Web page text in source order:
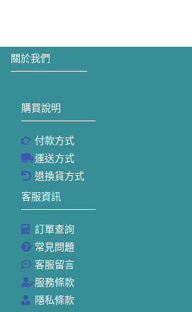
關於我們
購買說明
付款方式
運送方式
退換貨方式
客服資訊
訂單查詢
常見問題
客服留言
服務條款
隱私條款